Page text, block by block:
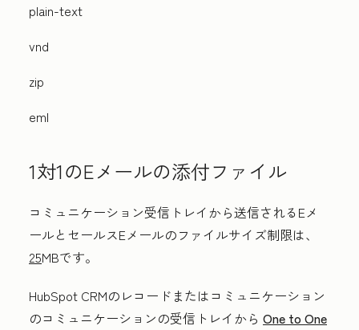
plain-text
vnd
zip
eml
1対1のEメールの添付ファイル
コミュニケーション受信トレイから送信されるEメ
ールとセールスEメールのファイルサイズ制限は、
25MBです。
HubSpot CRMのレコードまたはコミュニケーション
のコミュニケーションの受信トレイから One to One